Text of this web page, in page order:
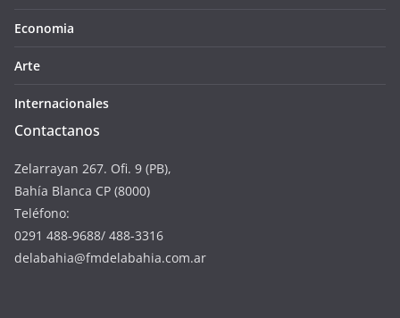
Economia
Arte
Internacionales
Contactanos
Zelarrayan 267. Ofi. 9 (PB),
Bahía Blanca CP (8000)
Teléfono:
0291 488-9688/ 488-3316
delabahia@fmdelabahia.com.ar